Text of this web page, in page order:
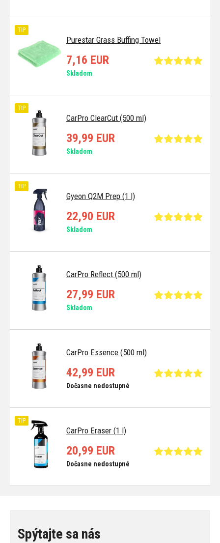
Purestar Grass Buffing Towel
TIP
7,16 EUR
Skladom
CarPro ClearCut (500 ml)
TIP
39,99 EUR
Skladom
Gyeon Q2M Prep (1 l)
TIP
22,90 EUR
Skladom
CarPro Reflect (500 ml)
27,99 EUR
Skladom
CarPro Essence (500 ml)
42,99 EUR
Dočasne nedostupné
CarPro Eraser (1 l)
TIP
20,99 EUR
Dočasne nedostupné
Spýtajte sa nás